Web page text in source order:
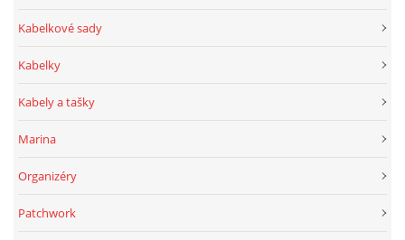
Kabelkové sady
Kabelky
Kabely a tašky
Marina
Organizéry
Patchwork